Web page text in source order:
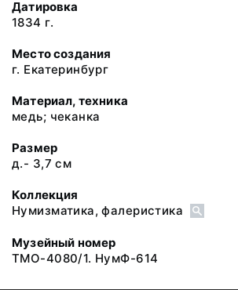
Датировка
1834 г.
Место создания
г. Екатеринбург
Материал, техника
медь; чеканка
Размер
д.- 3,7 см
Коллекция
Нумизматика, фалеристика
Музейный номер
ТМО-4080/1. НумФ-614